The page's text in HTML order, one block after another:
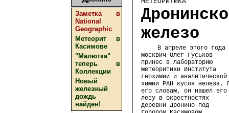
Заметка в
National
Geographic
Метеорит в
Касимове
"Малютка"
теперь в
Коллекции
Новый
железный
дождь
найден!
железо
В апреле этого года
москвич Олег Гуськов
принес в лабораторию
метеоритики Института
геохимии и аналитической
химии РАН кусок железа.
его словам, он нашел его
лесу в окрестностях
деревни Дронино под